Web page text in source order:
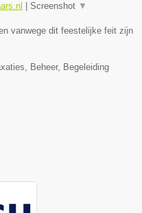
Screenshot ▼
vanwege dit feestelijke feit zijn
Beheer, Begeleiding